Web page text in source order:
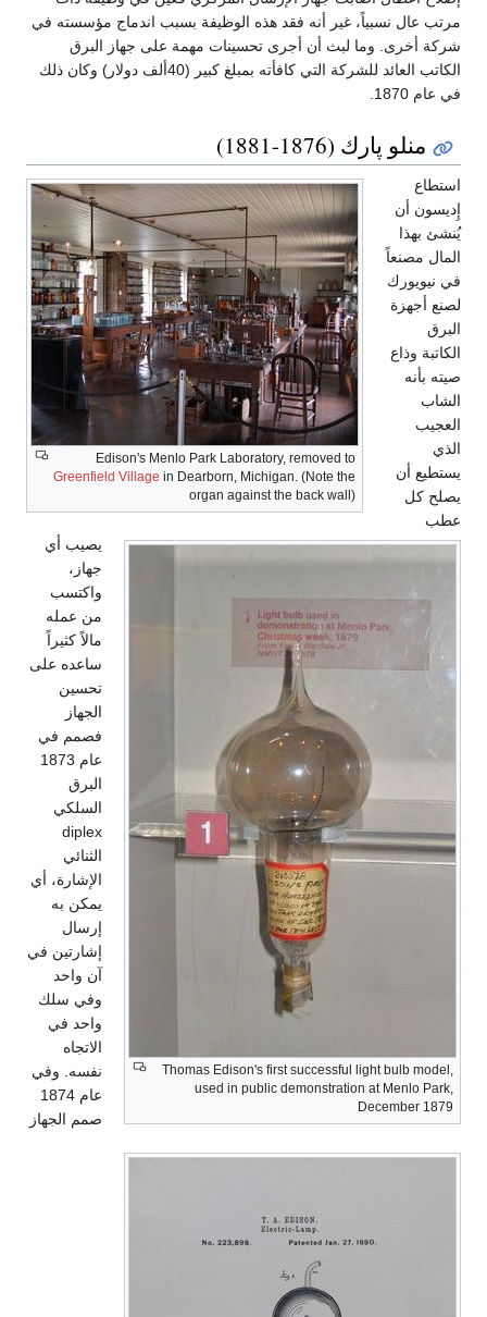
مرتب عال نسبياً، غير أنه فقد هذه الوظيفة بسبب اندماج مؤسسته في
شركة أخرى. وما لبث أن أجرى تحسينات مهمة على جهاز البرق
الكاتب العائد للشركة التي كافأته بمبلغ كبير (40ألف دولار) وكان ذلك
في عام 1870.
منلو پارك (1876-1881)
Edison's Menlo Park Laboratory, removed to
Greenfield Village in Dearborn, Michigan. (Note the
organ against the back wall)
Thomas Edison's first successful light bulb model,
used in public demonstration at Menlo Park,
December 1879
استطاع
إِديسون أن
يُنشئ بهذا
المال مصنعاً
في نيويورك
لصنع أجهزة
البرق
الكاتبة وذاع
صيته بأنه
الشاب
العجيب
الذي
يستطيع أن
يصلح كل
عطب
يصيب أي
جهاز،
واكتسب
من عمله
مالاً كثيراً
ساعده على
تحسين
الجهاز
فصمم في
عام 1873
البرق
السلكي
diplex
الثنائي
الإشارة، أي
يمكن به
إرسال
إشارتين في
آن واحد
وفي سلك
واحد في
الاتجاه
نفسه. وفي
عام 1874
صمم الجهاز